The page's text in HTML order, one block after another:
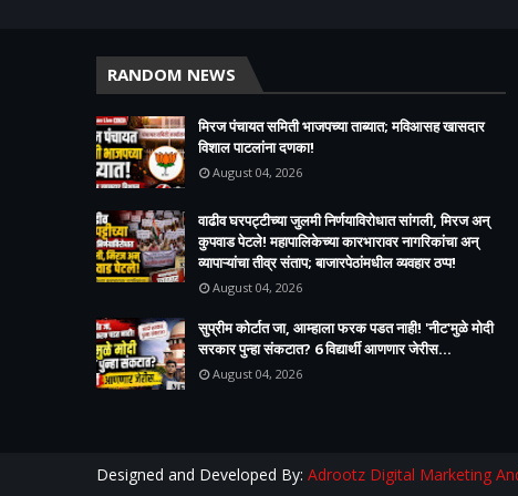
RANDOM NEWS
मिरज पंचायत समिती भाजपच्या ताब्यात; मविआसह खासदार
विशाल पाटलांना दणका!
August 04, 2026
वाढीव घरपट्टीच्या जुलमी निर्णयाविरोधात सांगली, मिरज अन्
कुपवाड पेटले! महापालिकेच्या कारभारावर नागरिकांचा अन्
व्यापाऱ्यांचा तीव्र संताप; बाजारपेठांमधील व्यवहार ठप्प!​
August 04, 2026
सुप्रीम कोर्टात जा, आम्हाला फरक पडत नाही! 'नीट'मुळे मोदी
सरकार पुन्हा संकटात? 6 विद्यार्थी आणणार जेरीस...
August 04, 2026
Designed and Developed By: Adrootz Digital Marketing